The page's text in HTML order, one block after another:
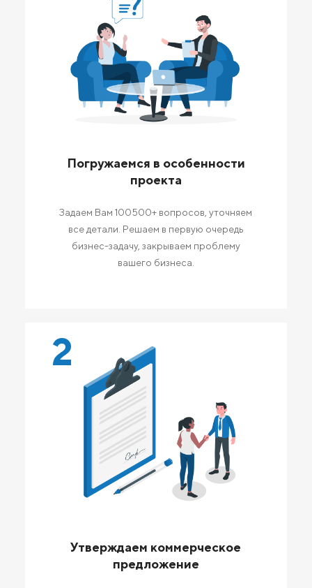
Погружаемся в особенности
проекта
Задаем Вам 100500+ вопросов, уточняем
все детали. Решаем в первую очередь
бизнес-задачу, закрываем проблему
вашего бизнеса.
2
Утверждаем коммерческое
предложение